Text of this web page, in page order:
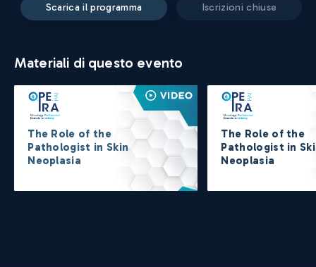
scarica il programma iscrizioni chiuse
Materiali di questo evento
The Role of the
Pathologist in Skin
Neoplasia
The Role of the
Pathologist in
Neoplasia